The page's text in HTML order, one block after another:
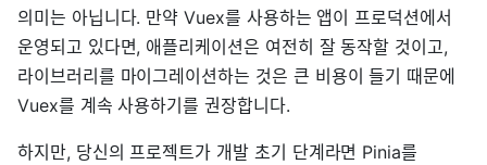
의미는 아닙니다. 만약 Vuex를 사용하는 앱이 프로덕션에서
운영되고 있다면, 애플리케이션은 여전히 잘 동작할 것이고,
라이브러리를 마이그레이션하는 것은 큰 비용이 들기 때문에
Vuex를 계속 사용하기를 권장합니다.
하지만, 당신의 프로젝트가 개발 초기 단계라면 Pinia를